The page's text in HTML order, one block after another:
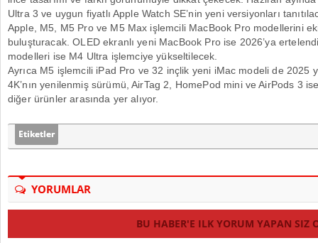
Ultra 3 ve uygun fiyatlı Apple Watch SE’nin yeni versiyonları
Apple, M5, M5 Pro ve M5 Max işlemcili MacBook Pro modellerini
buluşturacak. OLED ekranlı yeni MacBook Pro ise 2026’ya
modelleri ise M4 Ultra işlemciye yükseltilecek.
Ayrıca M5 işlemcili iPad Pro ve 32 inçlik yeni iMac modeli de 2025
4K’nın yenilenmiş sürümü, AirTag 2, HomePod mini ve AirPods 3
diğer ürünler arasında yer alıyor.
Etiketler
YORUMLAR
BU HABER'E ILK YORUM YAPAN SIZ